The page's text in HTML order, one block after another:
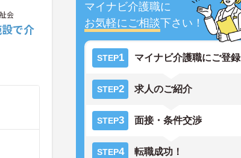
マイナビ介護職に
お気軽にご相談下さい！
STEP1 マイナビ介護職にご登録
STEP2 求人のご紹介
STEP3 面接・条件交渉
STEP4 転職成功！
会
で介